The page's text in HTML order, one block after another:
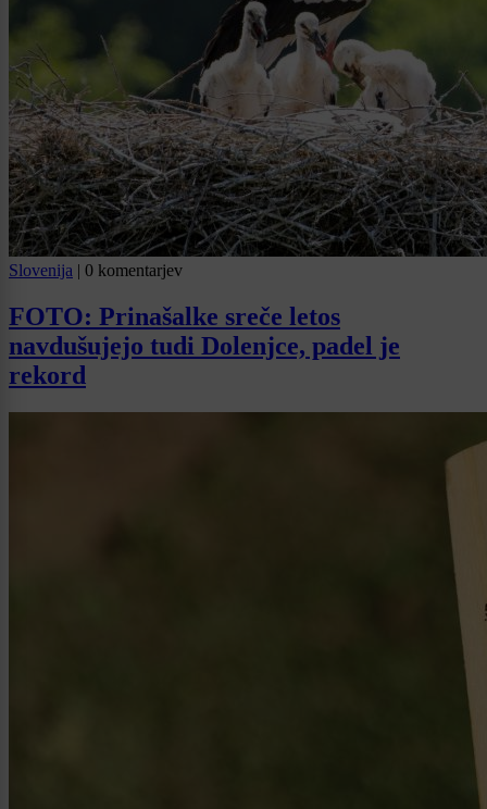
Slovenija | 0 komentarjev
FOTO: Prinašalke sreče letos
navdušujejo tudi Dolenjce, padel je
rekord